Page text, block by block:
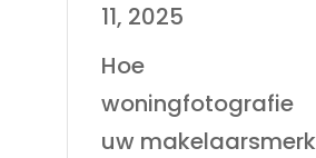
11, 2025
Hoe
woningfotografie
uw makelaarsmerk